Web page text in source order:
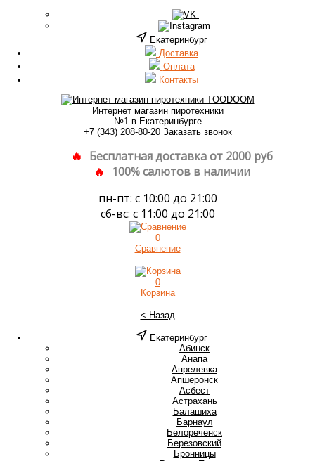
Екатеринбург
Доставка
Оплата
Контакты
Интернет магазин пиротехники
№1 в Екатеринбурге
+7 (343) 208-80-20 Заказать звонок
Бесплатная доставка от 2000 руб
100% салютов в наличии
пн-пт: с 10:00 до 21:00
сб-вс: с 11:00 до 21:00
0
Сравнение
0
Корзина
< Назад
Екатеринбург
Абинск
Анапа
Апрелевка
Апшеронск
Асбест
Астрахань
Балашиха
Барнаул
Белореченск
Березовский
Бронницы